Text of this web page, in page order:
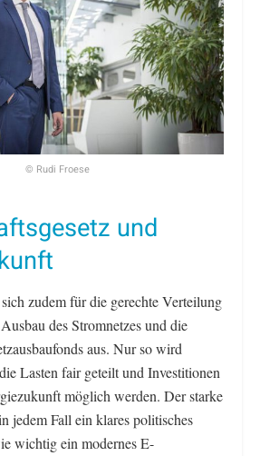
© Rudi Froese
und
zudem für die gerechte Verteilung
des Stromnetzes und die
aus. Nur so wird
Lasten fair geteilt und Investitionen
möglich werden. Der starke
jedem Fall ein klares politisches
wichtig ein modernes E-